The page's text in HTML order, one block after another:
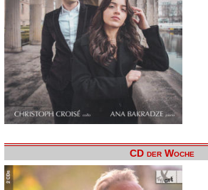
CD der Woche